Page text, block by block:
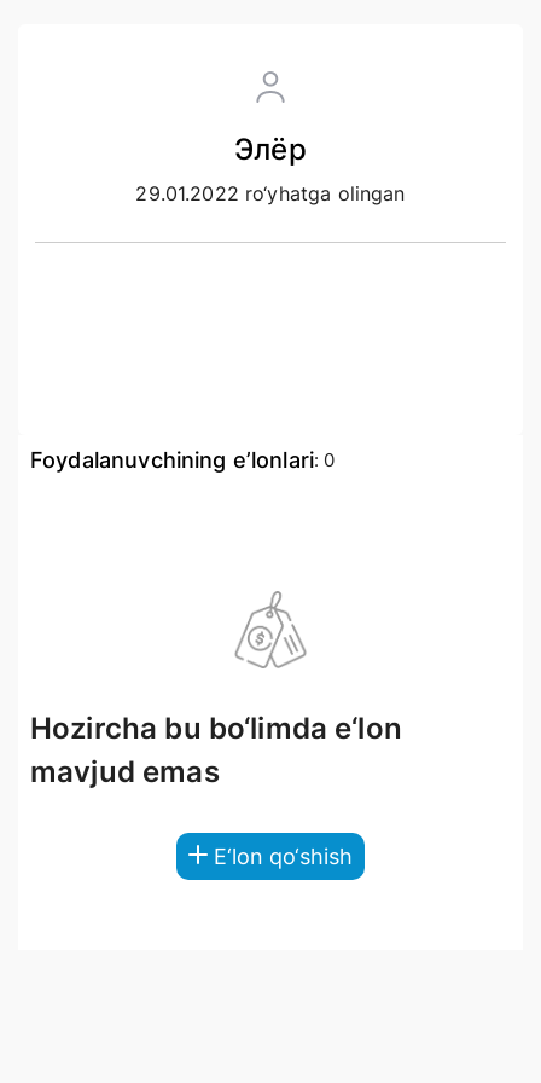
Элёр
29.01.2022 ro‘yhatga olingan
Foydalanuvchining e’lonlari: 0
Hozircha bu bo‘limda e‘lon
mavjud emas
E‘lon qo‘shish